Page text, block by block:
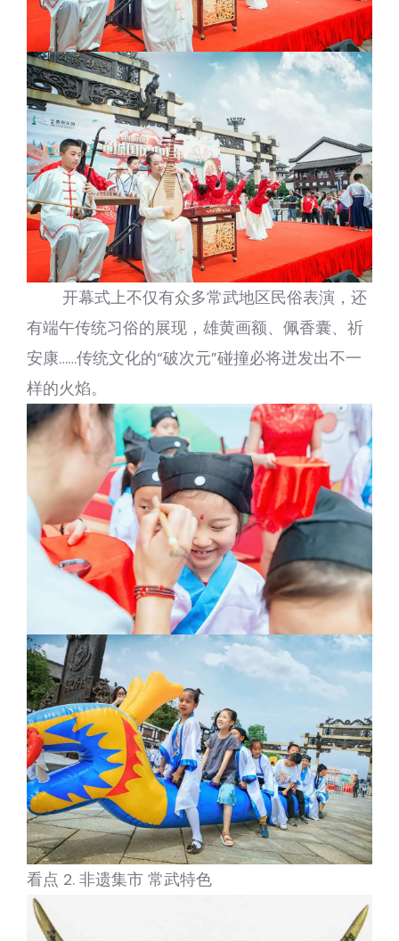
开幕式上不仅有众多常武地区民俗表演，还
有端午传统习俗的展现，雄黄画额、佩香囊、祈
安康……传统文化的“破次元”碰撞必将迸发出不一
样的火焰。
看点 2. 非遗集市 常武特色